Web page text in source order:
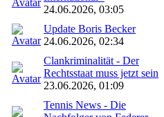
24.06.2026, 03:05
Update Boris Becker
24.06.2026, 02:34
Clankriminalität - Der
Rechtsstaat muss jetzt sein
23.06.2026, 01:09
Tennis News - Die